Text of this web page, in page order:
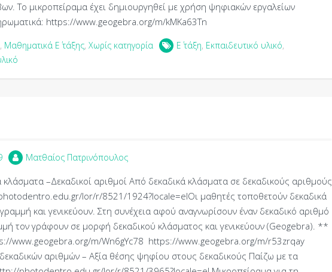
To μικροπείραμα έχει δημιουργηθεί με χρήση ψηφιακών εργαλείων
https://www.geogebra.org/m/kMKa63Tn
, Μαθηματικά Ε΄ τάξης, Χωρίς κατηγορία Ε΄ τάξη, Εκπαιδευτικό υλικό,
Ματθαίος Πατρινόπουλος
–Δεκαδικοί αριθμοί Από δεκαδικά κλάσματα σε δεκαδικούς αριθμούς
lor/r/8521/1924?locale=elΟι μαθητές τοποθετούν δεκαδικά
και γενικεύουν. Στη συνέχεια αφού αναγνωρίσουν έναν δεκαδικό αριθμό
τον γράφουν σε μορφή δεκαδικού κλάσματος και γενικεύουν (Geogebra). **
www.geogebra.org/m/Wn6gYc78 https://www.geogebra.org/m/r53zrqay
αριθμών – Αξία θέσης ψηφίου στους δεκαδικούς Παίζω με τα